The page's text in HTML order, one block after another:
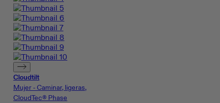
Cloudtilt
Mujer - Caminar, ligeras,
CloudTec® Phase